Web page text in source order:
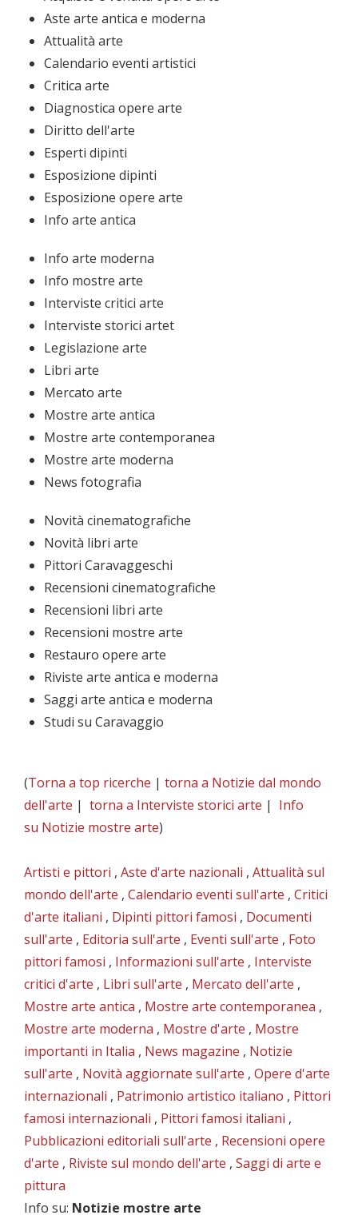
Aste arte antica e moderna
Attualità arte
Calendario eventi artistici
Critica arte
Diagnostica opere arte
Diritto dell'arte
Esperti dipinti
Esposizione dipinti
Esposizione opere arte
Info arte antica
Info arte moderna
Info mostre arte
Interviste critici arte
Interviste storici artet
Legislazione arte
Libri arte
Mercato arte
Mostre arte antica
Mostre arte contemporanea
Mostre arte moderna
News fotografia
Novità cinematografiche
Novità libri arte
Pittori Caravaggeschi
Recensioni cinematografiche
Recensioni libri arte
Recensioni mostre arte
Restauro opere arte
Riviste arte antica e moderna
Saggi arte antica e moderna
Studi su Caravaggio
(Torna a top ricerche | torna a Notizie dal mondo
dell'arte | torna a Interviste storici arte | Info
su Notizie mostre arte)
Artisti e pittori , Aste d'arte nazionali , Attualità sul
mondo dell'arte , Calendario eventi sull'arte , Critici
d'arte italiani , Dipinti pittori famosi , Documenti
sull'arte , Editoria sull'arte , Eventi sull'arte , Foto
pittori famosi , Informazioni sull'arte , Interviste
critici d'arte , Libri sull'arte , Mercato dell'arte ,
Mostre arte antica , Mostre arte contemporanea ,
Mostre arte moderna , Mostre d'arte , Mostre
importanti in Italia , News magazine , Notizie
sull'arte , Novità aggiornate sull'arte , Opere d'arte
internazionali , Patrimonio artistico italiano , Pittori
famosi internazionali , Pittori famosi italiani ,
Pubblicazioni editoriali sull'arte , Recensioni opere
d'arte , Riviste sul mondo dell'arte , Saggi di arte e
pittura
Info su: Notizie mostre arte